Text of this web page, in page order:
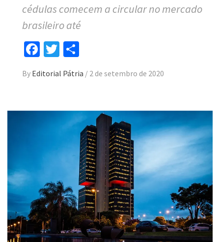
cédulas comecem a circular no mercado
brasileiro até
Facebook
Twitter
By Editorial Pátria / 2 de setembro de 2020